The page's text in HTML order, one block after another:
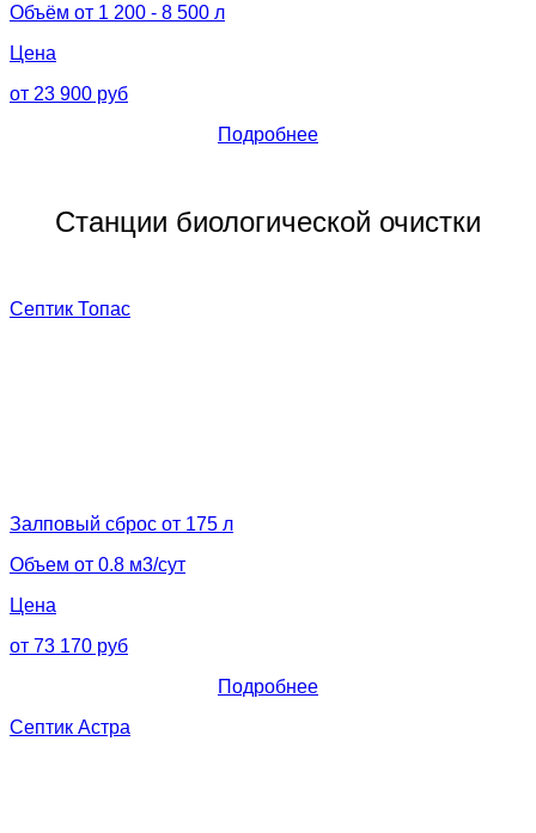
Объём от 1 200 - 8 500 л
Цена
от 23 900 руб
Подробнее
Станции биологической очистки
Септик Топас
Залповый сброс от 175 л
Объем от 0.8 м3/сут
Цена
от 73 170 руб
Подробнее
Септик Астра